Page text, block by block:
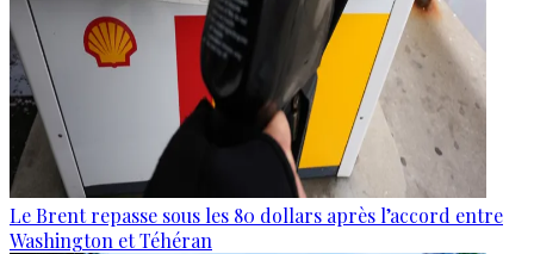
Le Brent repasse sous les 80 dollars après l’accord entre
Washington et Téhéran